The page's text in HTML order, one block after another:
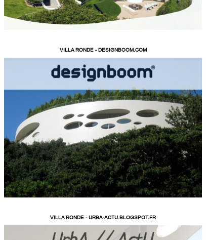
VILLA RONDE - DESIGNBOOM.COM
VILLA RONDE - URBA-ACTU.BLOGSPOT.FR